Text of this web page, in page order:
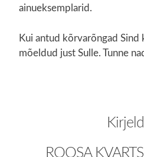
ainueksemplarid.
Kui antud kõrvarõngad Sind
mõeldud just Sulle. Tunne
ROOSA